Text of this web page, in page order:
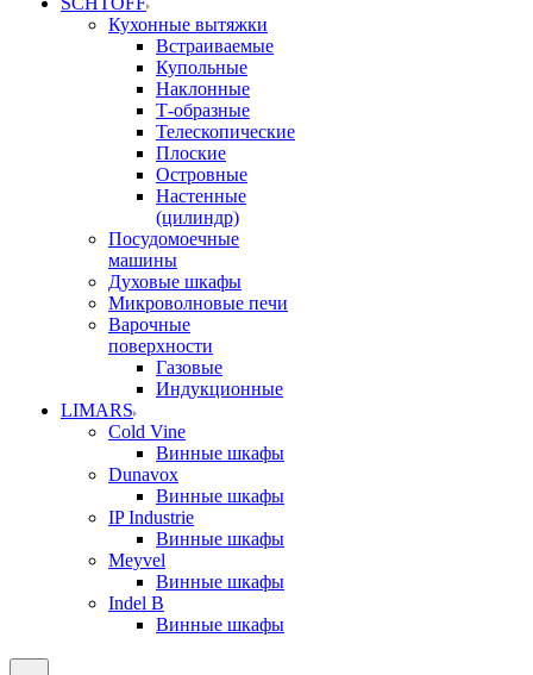
Кухонные вытяжки
Встраиваемые
Купольные
Наклонные
Т-образные
Телескопические
Плоские
Островные
Настенные
(цилиндр)
Посудомоечные
машины
Духовые шкафы
Микроволновые печи
Варочные
поверхности
Газовые
Индукционные
LIMARS
Cold Vine
Винные шкафы
Dunavox
Винные шкафы
IP Industrie
Винные шкафы
Meyvel
Винные шкафы
Indel B
Винные шкафы